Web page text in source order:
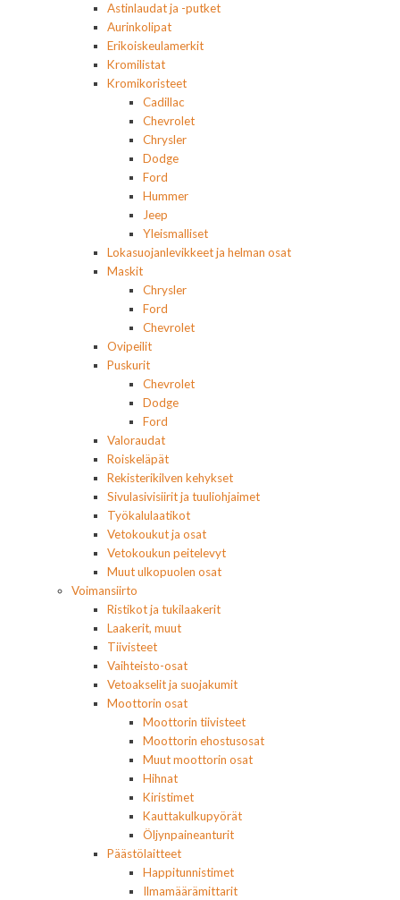
Astinlaudat ja -putket
Aurinkolipat
Erikoiskeulamerkit
Kromilistat
Kromikoristeet
Cadillac
Chevrolet
Chrysler
Dodge
Ford
Hummer
Jeep
Yleismalliset
Lokasuojanlevikkeet ja helman osat
Maskit
Chrysler
Ford
Chevrolet
Ovipeilit
Puskurit
Chevrolet
Dodge
Ford
Valoraudat
Roiskeläpät
Rekisterikilven kehykset
Sivulasivisiirit ja tuuliohjaimet
Työkalulaatikot
Vetokoukut ja osat
Vetokoukun peitelevyt
Muut ulkopuolen osat
Voimansiirto
Ristikot ja tukilaakerit
Laakerit, muut
Tiivisteet
Vaihteisto-osat
Vetoakselit ja suojakumit
Moottorin osat
Moottorin tiivisteet
Moottorin ehostusosat
Muut moottorin osat
Hihnat
Kiristimet
Kauttakulkupyörät
Öljynpaineanturit
Päästölaitteet
Happitunnistimet
Ilmamäärämittarit